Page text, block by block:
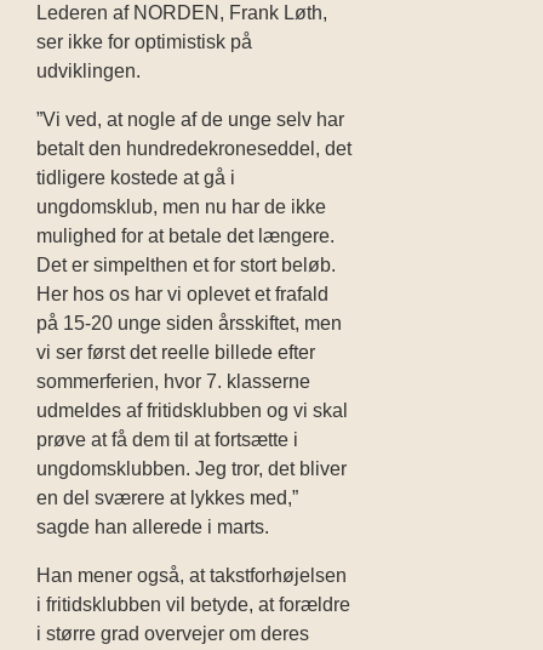
Lederen af NORDEN, Frank Løth,
ser ikke for optimistisk på
udviklingen.
”Vi ved, at nogle af de unge selv har
betalt den hundredekroneseddel, det
tidligere kostede at gå i
ungdomsklub, men nu har de ikke
mulighed for at betale det længere.
Det er simpelthen et for stort beløb.
Her hos os har vi oplevet et frafald
på 15-20 unge siden årsskiftet, men
vi ser først det reelle billede efter
sommerferien, hvor 7. klasserne
udmeldes af fritidsklubben og vi skal
prøve at få dem til at fortsætte i
ungdomsklubben. Jeg tror, det bliver
en del sværere at lykkes med,”
sagde han allerede i marts.
Han mener også, at takstforhøjelsen
i fritidsklubben vil betyde, at forældre
i større grad overvejer om deres